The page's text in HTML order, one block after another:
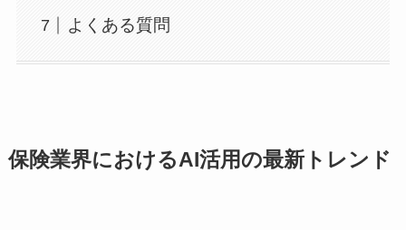
よくある質問
保険業界におけるAI活用の最新トレンド